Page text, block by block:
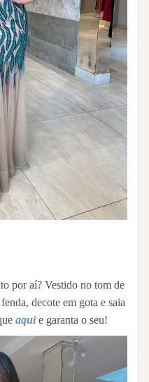
por aí? Vestido no tom de
decote em gota e saia
aquie garanta o seu!